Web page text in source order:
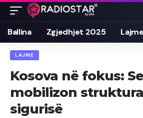
Ballina Zgjedhjet 2025 Lajme
LAJME
Kosova në fokus:
mobilizon
sigurisë